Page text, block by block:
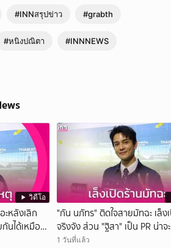
#INNสรุปข่าว #grabth
#หนิงปณิตา #INNNEWS
วิดีโอ
หลังเลิก
นได้เหมือน
"กัน นภัทร" ติดใจสายมัทฉะ เล็ง
จริงจัง ส่วน "ฐิสา" เป็น PR น่าจะ
กว่า
1 วันที่แล้ว